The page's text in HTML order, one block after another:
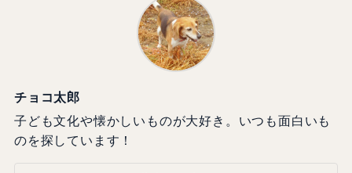
チョコ太郎
子ども文化や懐かしいものが大好き。いつも面白いも
のを探しています！